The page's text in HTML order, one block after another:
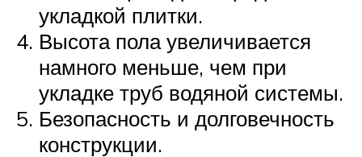
укладкой плитки.
Высота пола увеличивается
намного меньше, чем при
укладке труб водяной системы.
Безопасность и долговечность
конструкции.